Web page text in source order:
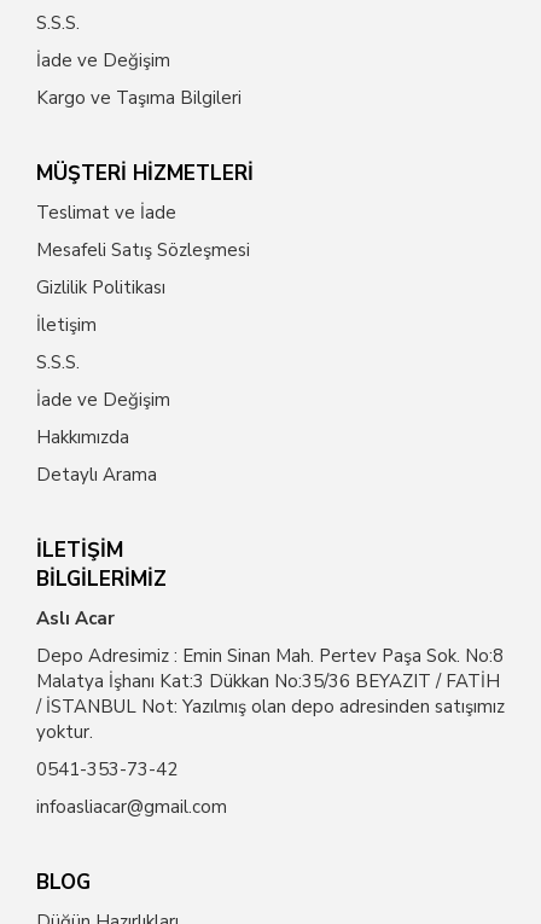
S.S.S.
İade ve Değişim
Kargo ve Taşıma Bilgileri
MÜŞTERİ HİZMETLERİ
Teslimat ve İade
Mesafeli Satış Sözleşmesi
Gizlilik Politikası
İletişim
S.S.S.
İade ve Değişim
Hakkımızda
Detaylı Arama
İLETİŞİM
BİLGİLERİMİZ
Aslı Acar
Depo Adresimiz : Emin Sinan Mah. Pertev Paşa Sok. No:8
Malatya İşhanı Kat:3 Dükkan No:35/36 BEYAZIT / FATİH
/ İSTANBUL Not: Yazılmış olan depo adresinden satışımız
yoktur.
0541-353-73-42
infoasliacar@gmail.com
BLOG